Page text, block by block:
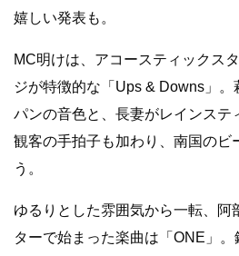
嬉しい発表も。
MC明けは、アコースティックス
ジが特徴的な「Ups & Downs」
パンの音色と、長妻がレインステ
観客の手拍子も加わり、南国のビ
う。
ゆるりとした雰囲気から一転、阿
ターで始まった楽曲は「ONE」